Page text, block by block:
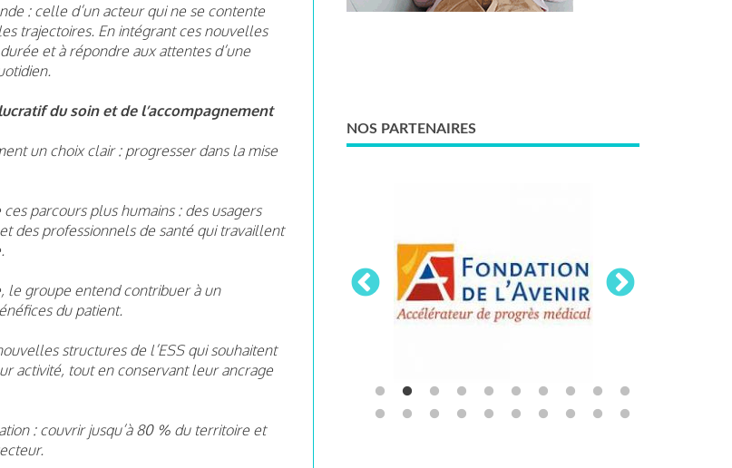
: celle d’un acteur qui ne se contente
trajectoires. En intégrant ces nouvelles
et à répondre aux attentes d’une
du soin et de l’accompagnement
un choix clair : progresser dans la mise
parcours plus humains : des usagers
des professionnels de santé qui travaillent
le groupe entend contribuer à un
du patient.
structures de l’ESS qui souhaitent
activité, tout en conservant leur ancrage
: couvrir jusqu’à 80 % du territoire et
NOS PARTENAIRES